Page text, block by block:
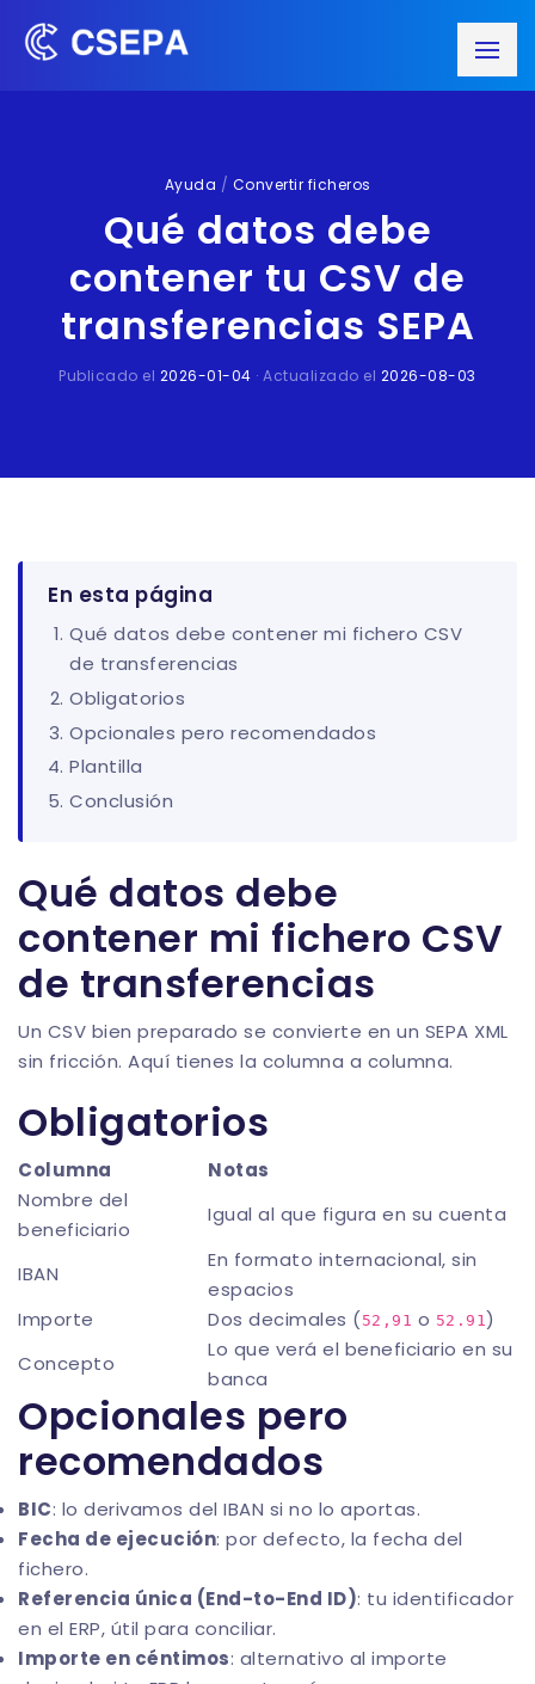
Ayuda / Convertir ficheros
Qué datos debe
contener tu CSV de
transferencias SEPA
Publicado el 2026-01-04 · Actualizado el 2026-08-03
En esta página
Qué datos debe contener mi fichero CSV
de transferencias
Obligatorios
Opcionales pero recomendados
Plantilla
Conclusión
Qué datos debe
contener mi fichero CSV
de transferencias
Un CSV bien preparado se convierte en un SEPA XML
sin fricción. Aquí tienes la columna a columna.
Obligatorios
Columna
Notas
Nombre del
beneficiario
Igual al que figura en su cuenta
IBAN
En formato internacional, sin
espacios
Importe
Dos decimales (52,91 o 52.91 )
Concepto
Lo que verá el beneficiario en su
banca
Opcionales pero
recomendados
BIC: lo derivamos del IBAN si no lo aportas.
Fecha de ejecución: por defecto, la fecha del
fichero.
Referencia única (End-to-End ID): tu identificador
en el ERP, útil para conciliar.
Importe en céntimos: alternativo al importe